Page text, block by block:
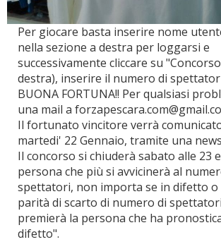
Per giocare basta inserire nome
nella sezione a destra per loggarsi e
successivamente cliccare su
destra), inserire il numero di
BUONA FORTUNA!! Per qualsiasi
una mail a
Il fortunato vincitore verrà
martedi' 22 Gennaio, tramite una
Il concorso si chiuderà sabato alle 23
persona che più si avvicinerà al
spettatori, non importa se in difetto o
parità di scarto di numero di
premierà la persona che ha
difetto".